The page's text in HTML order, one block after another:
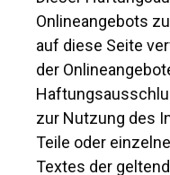
Onlineangebots
auf diese Seite
der
zur Nutzung des
Teile oder
Textes der